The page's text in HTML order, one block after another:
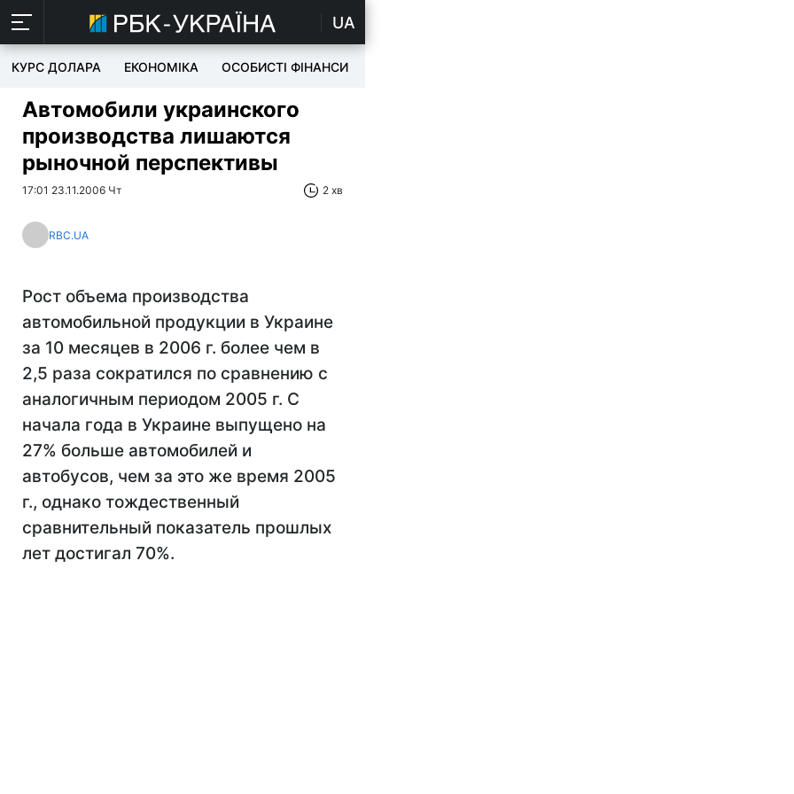
UA
КУРС ДОЛАРА ЕКОНОМІКА ОСОБИСТІ ФІНАНСИ
Автомобили украинского
производства лишаются
рыночной перспективы
17:01 23.11.2006 Чт 2 хв
RBC.UA
Рост объема производства
автомобильной продукции в Украине
за 10 месяцев в 2006 г. более чем в
2,5 раза сократился по сравнению с
аналогичным периодом 2005 г. С
начала года в Украине выпущено на
27% больше автомобилей и
автобусов, чем за это же время 2005
г., однако тождественный
сравнительный показатель прошлых
лет достигал 70%.